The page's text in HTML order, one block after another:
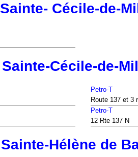
Sainte- Cécile-de-
Sainte-Cécile-de-
Petro-T
Route 137 et 3
Petro-T
12 Rte 137 N
Sainte-Hélène de